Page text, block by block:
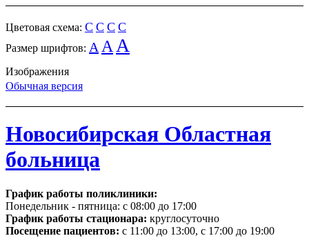
Цветовая схема: C C C C
Размер шрифтов: A A A
Изображения
Обычная версия
Новосибирская Областная
больница
График работы поликлиники:
Понедельник - пятница: с 08:00 до 17:00
График работы стационара: круглосуточно
Посещение пациентов: с 11:00 до 13:00, с 17:00 до 19:00